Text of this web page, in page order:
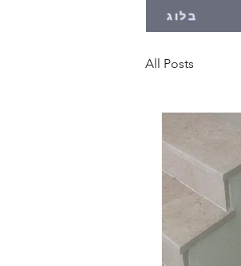
בלוג
All Posts